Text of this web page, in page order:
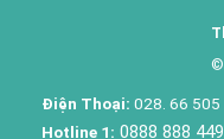
©
Điện Thoại: 028. 66 505
Hotline 1: 0888 888 449